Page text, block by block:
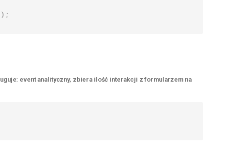
event analityczny, zbiera ilość interakcji z formularzem na